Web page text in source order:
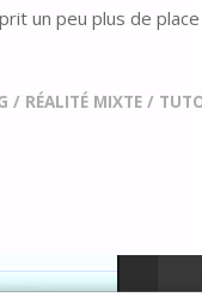
un peu plus de
/ RÉALITÉ MIXTE /